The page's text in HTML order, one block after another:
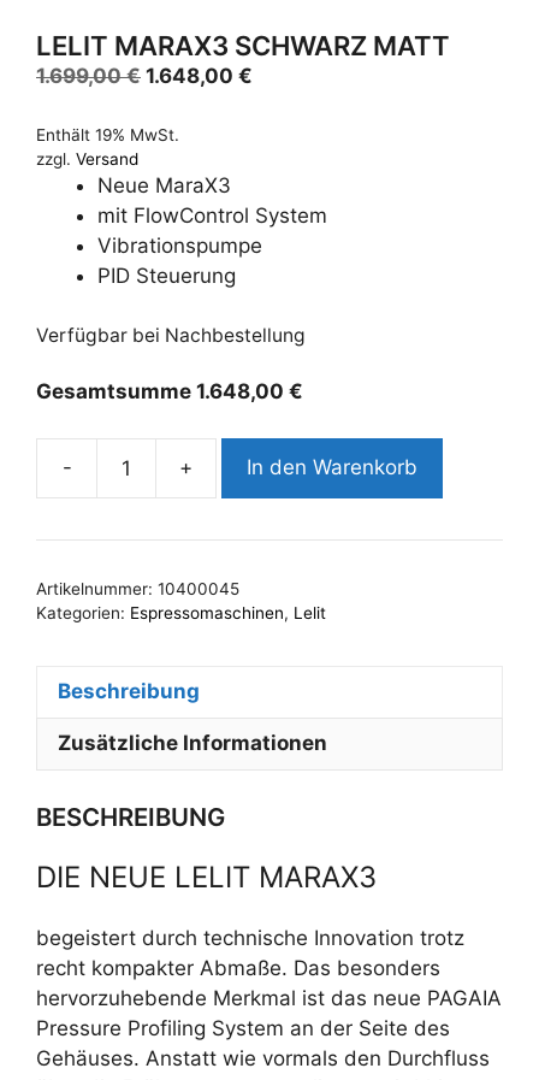
LELIT MARAX3 SCHWARZ MATT
1.699,00€ Ursprünglicher
war:
1.648,00 €
Enthält 19% MwSt.
zzgl. Versand
Neue MaraX3
mit FlowControl System
Vibrationspumpe
PID Steuerung
Verfügbar bei Nachbestellung
Gesamtsumme 1.648,00 €
-
Lelit
Schwarz
Menge
+ In den Warenkorb
Artikelnummer: 10400045
Kategorien: Espressomaschinen, Lelit
Beschreibung
Zusätzliche Informationen
BESCHREIBUNG
DIE NEUE LELIT MARAX3
begeistert durch technische Innovation trotz
recht kompakter Abmaße. Das besonders
hervorzuhebende Merkmal ist das neue PAGAIA
Pressure Profiling System an der Seite des
Gehäuses. Anstatt wie vormals den Durchfluss